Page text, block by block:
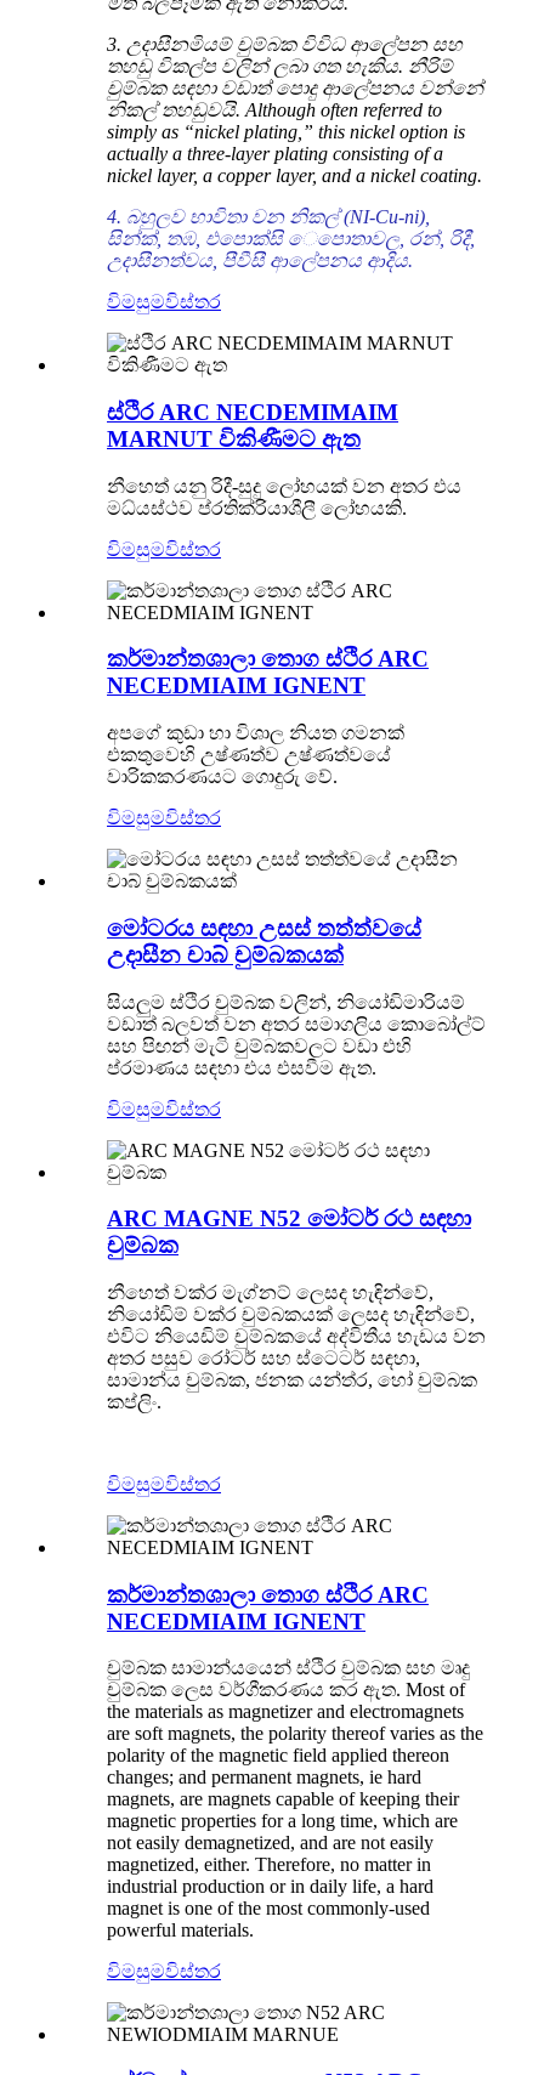
3. උදාසීනමියම් චුම්බක විවිධ ආලේපන සහ
තහඩු විකල්ප වලින් ලබා ගත හැකිය. නීරිම්
චුම්බක සඳහා වඩාත් පොදු ආලේපනය වන්නේ
නිකල් තහඩුවයි. Although often referred to
simply as “nickel plating,” this nickel option is
actually a three-layer plating consisting of a
nickel layer, a copper layer, and a nickel coating.
4. බහුලව භාවිතා වන නිකල් (NI-Cu-ni),
සින්ක්, තඹ, එපොක්සි ෙපොතාවල, රන්, රිදී,
උදාසීනත්වය, පීවීසී ආලේපනය ආදිය.
විමසුමවිස්තර
ස්ථිර ARC NECDEMIMAIM
MARNUT විකිණීමට ඇත
නීහෙත් යනු රිදී-සුදු ලෝහයක් වන අතර එය
මධ්යස්ථව ප්රතික්රියාශීලී ලෝහයකි.
විමසුමවිස්තර
කර්මාන්තශාලා තොග ස්ථිර ARC
NECEDMIAIM IGNENT
අපගේ කුඩා හා විශාල නියත ගමනක්
එකතුවෙහි උෂ්ණත්ව උෂ්ණත්වයේ
වාරිකකරණයට ගොදුරු වේ.
විමසුමවිස්තර
මෝටරය සඳහා උසස් තත්ත්වයේ
උදාසීන චාබ් චුම්බකයක්
සියලුම ස්ථිර චුම්බක වලින්, නියෝඩිමාරියම්
වඩාත් බලවත් වන අතර සමාගලිය කොබෝල්ට්
සහ පිඟන් මැටි චුම්බකවලට වඩා එහි
ප්රමාණය සඳහා එය එසවීම ඇත.
විමසුමවිස්තර
ARC MAGNE N52 මෝටර් රථ සඳහා
චුම්බක
නීහෙත් වක්ර මැග්නට් ලෙසද හැඳින්වේ,
නියෝඩිම් වක්ර චුම්බකයක් ලෙසද හැඳින්වේ,
එවිට නියෙඩිම් චුම්බකයේ අද්විතීය හැඩය වන
අතර පසුව රෝටර් සහ ස්ටෙටර් සඳහා,
සාමාන්ය චුම්බක, ජනක යන්ත්ර, හෝ චුම්බක
කප්ලිං.
විමසුමවිස්තර
කර්මාන්තශාලා තොග ස්ථිර ARC
NECEDMIAIM IGNENT
චුම්බක සාමාන්යයෙන් ස්ථිර චුම්බක සහ මෘදු
චුම්බක ලෙස වර්ගීකරණය කර ඇත. Most of
the materials as magnetizer and electromagnets
are soft magnets, the polarity thereof varies as the
polarity of the magnetic field applied thereon
changes; and permanent magnets, ie hard
magnets, are magnets capable of keeping their
magnetic properties for a long time, which are
not easily demagnetized, and are not easily
magnetized, either. Therefore, no matter in
industrial production or in daily life, a hard
magnet is one of the most commonly-used
powerful materials.
විමසුමවිස්තර